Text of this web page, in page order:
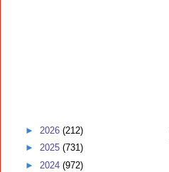
► 2026 (212)
► 2025 (731)
► 2024 (972)